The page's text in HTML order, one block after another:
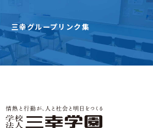
三幸グループリンク集